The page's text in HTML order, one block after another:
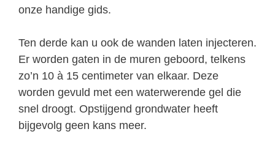
onze handige gids.
Ten derde kan u ook de wanden laten injecteren.
Er worden gaten in de muren geboord, telkens
zo’n 10 à 15 centimeter van elkaar. Deze
worden gevuld met een waterwerende gel die
snel droogt. Opstijgend grondwater heeft
bijgevolg geen kans meer.